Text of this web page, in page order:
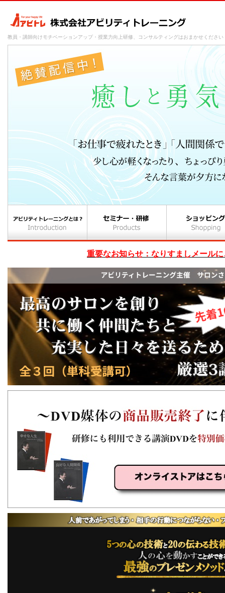
教員・講師向けモチベーションアップ・授業力向上研修、コンサルティングはおまかせください
重要なお知らせ：なりすましメール